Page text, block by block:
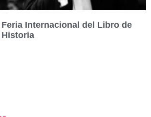
Internacional del Libro de